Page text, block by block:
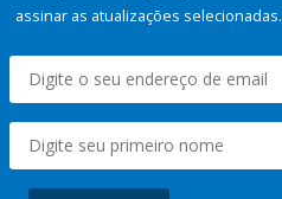
assinar as atualizações selecionadas.